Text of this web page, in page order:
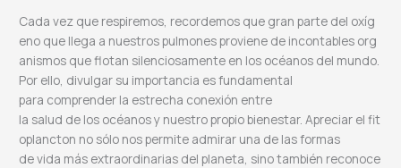
Cada vez que respiremos, recordemos que gran parte del oxíg
eno que llega a nuestros pulmones proviene de incontables org
anismos que flotan silenciosamente en los océanos del mundo.
Por ello, divulgar su importancia es fundamental
para comprender la estrecha conexión entre
la salud de los océanos y nuestro propio bienestar. Apreciar el fit
oplancton no sólo nos permite admirar una de las formas
de vida más extraordinarias del planeta, sino también reconoce